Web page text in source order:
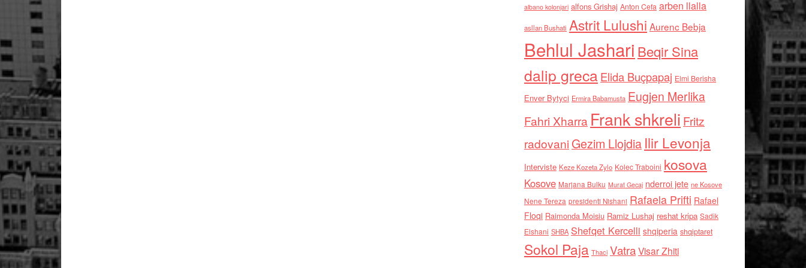
albano kolonjari alfons Grishaj Anton Cefa arben llalla
asllan Bushati Astrit Lulushi Aurenc Bebja
Behlul Jashari Beqir Sina
dalip grecaElida Buçpapaj Elmi Berisha
Enver Bytyci Ermira Babamusta Eugjen Merlika
Fahri Xharra Frank shkreli Fritz
radovaniGezim Llojdia Ilir Levonja
Interviste Keze Kozeta Zylo Kolec Traboini kosova
Kosove Marjana Bulku Murat Gecaj nderroi jete ne Kosove
Nene Tereza presidenti Nishani Rafaela Prifti Rafael
Floqi Raimonda Moisiu Ramiz Lushaj reshat kripa Sadik
Elshani SHBA Shefqet Kercelli shqiperia shqiptaret
Sokol Paja Thaci VatraVisar Zhiti